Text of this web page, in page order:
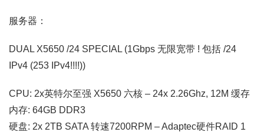
服务器：
DUAL X5650 /24 SPECIAL (1Gbps 无限宽带 ! 包括 /24
IPv4 (253 IPv4!!!!))
CPU: 2x英特尔至强 X5650 六核 – 24x 2.26Ghz, 12M 缓存
内存: 64GB DDR3
硬盘: 2x 2TB SATA 转速7200RPM – Adaptec硬件RAID 1